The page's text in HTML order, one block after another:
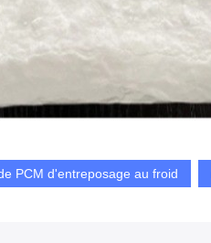
PCM d'entreposage au froid